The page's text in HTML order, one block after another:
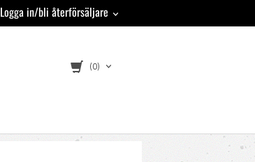
Logga in/bli återförsäljare
(0)